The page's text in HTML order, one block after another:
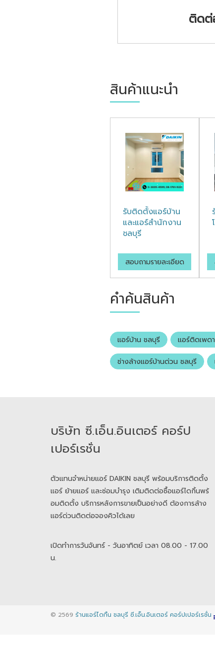
ติดต่
สินค้าแนะนำ
รับติดตั้งแอร์บ้าน
และแอร์สำนักงาน
ชลบุรี
สอบถามรายละเอียด
คำค้นสินค้า
แอร์บ้าน ชลบุรี แอร์ติดเพด
ช่างล้างแอร์บ้านด่วน ชลบุรี
​​​​​​​บริษัท ซี.เอ็น.อินเตอร์ คอร์ป
เปอร์เรชั่น
ตัวแทนจำหน่ายแอร์ DAIKIN ชลบุรี พร้อมบริการติดตั้ง
แอร์ ย้ายแอร์ และซ่อมบำรุง เติมติดต่อซื้อแอร์ไดกิ้นพร้
อมติดตั้ง บริการหลังการขายเป็นอย่างดี ต้องการล้าง
แอร์ด่วนติดต่อจองคิวได้เลย
เปิดทำการวันจันทร์ - วันอาทิตย์ เวลา 08.00 - 17.00
น.
© 2569 ร้านแอร์ไดกิ้น ชลบุรี ซี.เอ็น.อินเตอร์ คอร์ปเปอร์เรชั่น